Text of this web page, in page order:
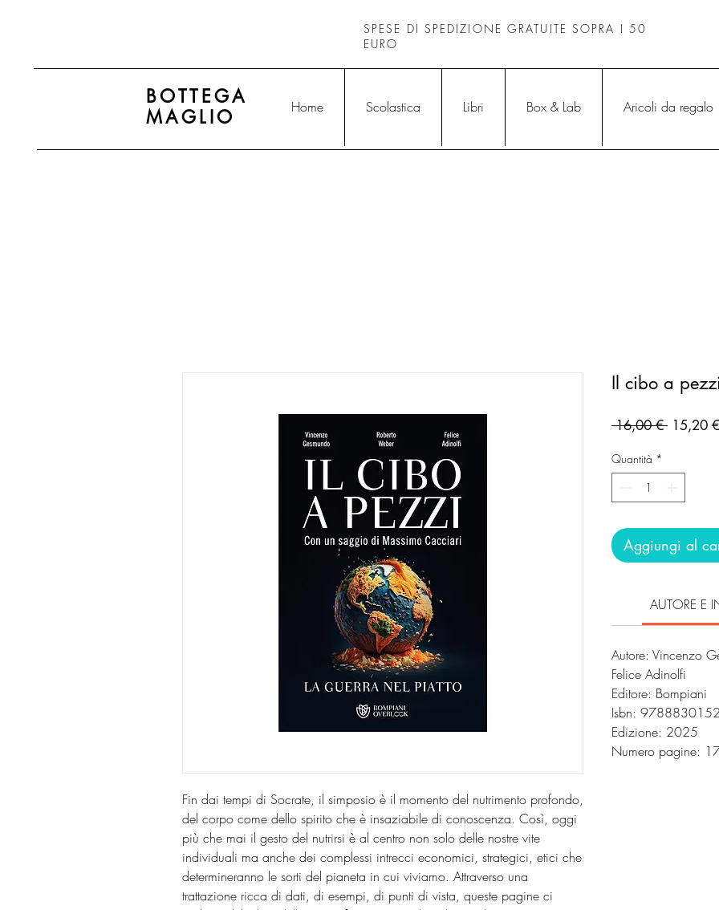
SPESE DI SPEDIZIONE GRATUITE SOPRA I 50
EURO
BOTTEGA
MAGLIO
Home Scolastica Libri Box & Lab Aricoli da regalo
Fin dai tempi di Socrate, il simposio è il momento del nutrimento profondo,
del corpo come dello spirito che è insaziabile di conoscenza. Così, oggi
più che mai il gesto del nutrirsi è al centro non solo delle nostre vite
individuali ma anche dei complessi intrecci economici, strategici, etici che
determineranno le sorti del pianeta in cui viviamo. Attraverso una
trattazione ricca di dati, di esempi, di punti di vista, queste pagine ci
Il cibo a
16,00 € Prezzo
15,20 €
Quantità *
Aggiungi al
AUTORE E
Autore: Vincenzo
Felice Adinolfi
Editore: Bompiani
Isbn:
Edizione: 2025
Numero pagine: